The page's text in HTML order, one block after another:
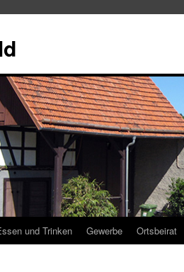
und Trinken Gewerbe Ortsbeirat